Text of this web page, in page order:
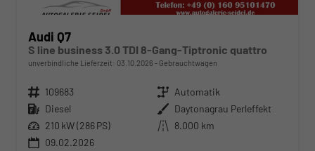
Audi Q7
S line business 3.0 TDI 8-Gang-Tiptronic quattro
unverbindliche Lieferzeit: 03.10.2026 Gebrauchtwagen
Fahrzeugnr. 109683 Getriebe Automatik
Kraftstoff Diesel Außenfarbe Daytonagrau Perleffekt
Leistung 210 kW (286 PS) Kilometerstand 8.000 km
09.02.2026